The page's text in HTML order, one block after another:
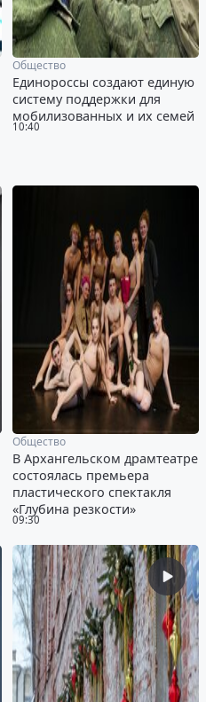
10:40
Общество
Единороссы создают единую
систему поддержки для
мобилизованных и их семей
09:30
Общество
В Архангельском драмтеатре
состоялась премьера
пластического спектакля
«Глубина резкости»